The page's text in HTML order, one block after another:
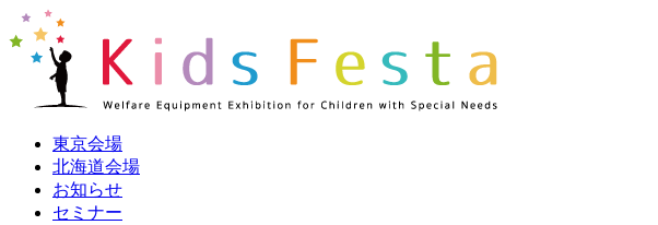
東京会場
北海道会場
お知らせ
セミナー